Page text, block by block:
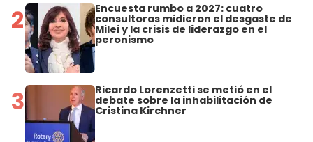
2 Encuesta rumbo a 2027: cuatro
consultoras midieron el desgaste de
Milei y la crisis de liderazgo en el
peronismo
3 Ricardo Lorenzetti se metió en el
debate sobre la inhabilitación de
Cristina Kirchner